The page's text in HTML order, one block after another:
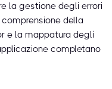
la gestione degli errori
della
e la mappatura degli
completano